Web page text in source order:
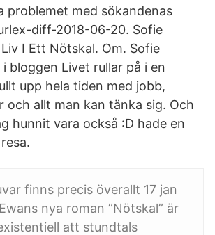
problemet med sökandenas
diff-2018-06-20. Sofie
I Ett Nötskal. Om. Sofie
bloggen Livet rullar på i en
upp hela tiden med jobb,
och allt man kan tänka sig. Och
hunnit vara också :D hade en
finns precis överallt 17 jan
nya roman ”Nötskal” är
att stundtals